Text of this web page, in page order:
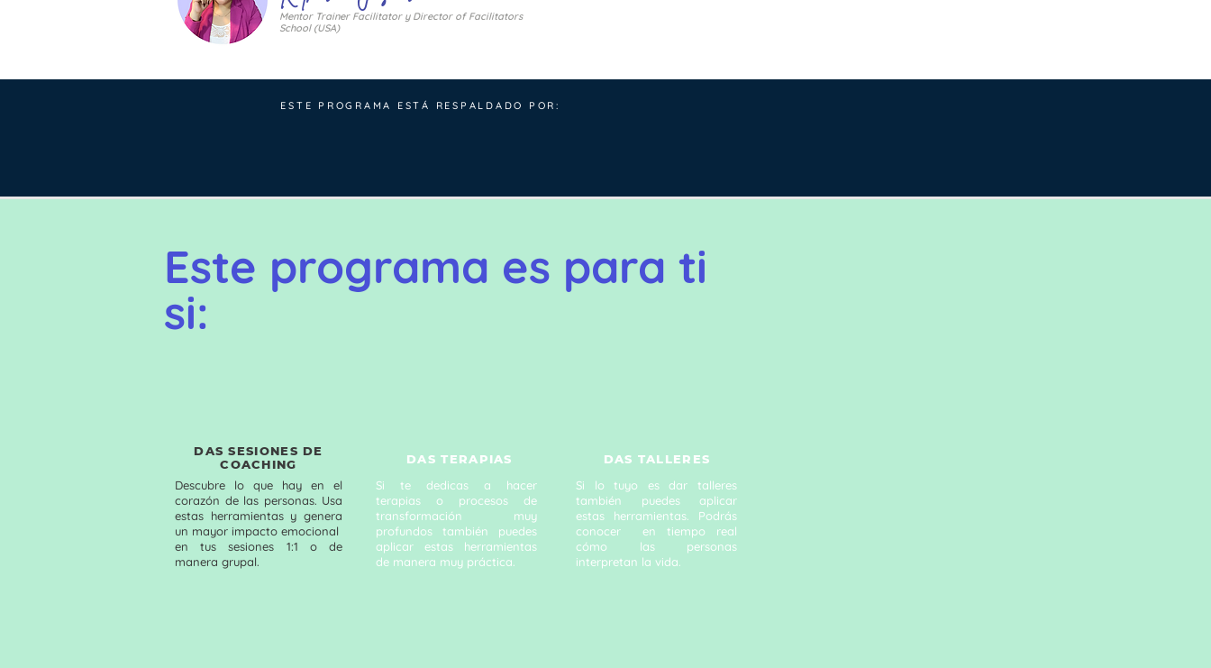
Mentor Trainer Facilitator y Director of Facilitators
School (USA)
ESTE PROGRAMA ESTÁ RESPALDADO POR:
Este programa es para ti
si:
DAS SESIONES DE
COACHING
Descubre lo que hay en el
corazón de las personas. Usa
estas herramientas y genera
un mayor impacto emocional
en tus sesiones 1:1 o de
manera grupal.
DAS TERAPIAS
Si te dedicas a hacer
terapias o procesos de
transformación muy
profundos también puedes
aplicar estas herramientas
de manera muy práctica.
DAS TALLERES
Si lo tuyo es dar talleres
también puedes aplicar
estas herramientas. Podrás
conocer en tiempo real
cómo las personas
interpretan la vida.